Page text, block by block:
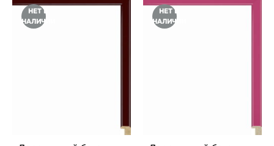
НЕТ В
НАЛИЧИИ
НЕТ В
НАЛИЧИИ